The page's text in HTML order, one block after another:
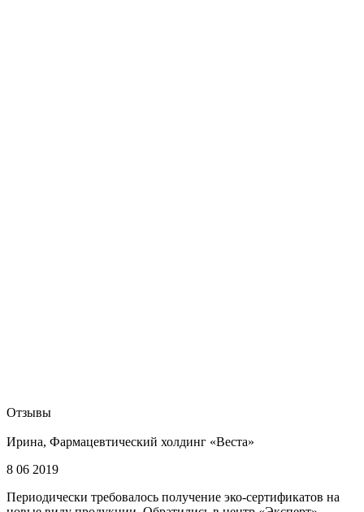
Отзывы
Ирина, Фармацевтический холдинг «Веста»
8 06 2019
Периодически требовалось получение эко-сертификатов на